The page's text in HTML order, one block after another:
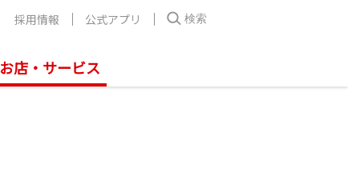
お店・サービス
採用情報 公式アプリ 検索